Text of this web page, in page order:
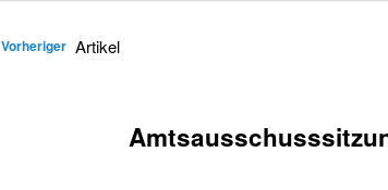
Artikel
Vorheriger